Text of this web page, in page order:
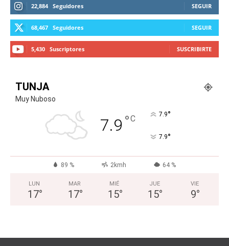
22,884 Seguidores SEGUIR
68,467 Seguidores SEGUIR
5,430 Suscriptores SUSCRIBIRTE
TUNJA
Muy Nuboso
7.9 °C 7.9°
7.9°
89 % 2kmh 64 %
LUN
17°
MAR
17°
MIÉ
15°
JUE
15°
VIE
9°